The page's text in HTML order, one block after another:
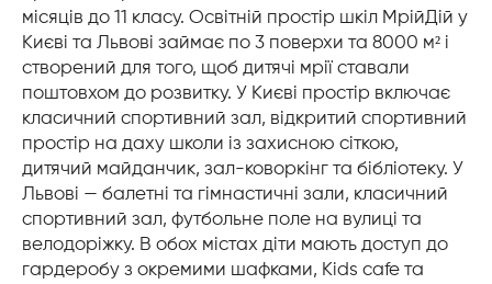
місяців до 11 класу. Освітній простір шкіл МрійДій у
Києві та Львові займає по 3 поверхи та 8000 м² і
створений для того, щоб дитячі мрії ставали
поштовхом до розвитку. У Києві простір включає
класичний спортивний зал, відкритий спортивний
простір на даху школи із захисною сіткою,
дитячий майданчик, зал-коворкінг та бібліотеку. У
Львові — балетні та гімнастичні зали, класичний
спортивний зал, футбольне поле на вулиці та
велодоріжку. В обох містах діти мають доступ до
гардеробу з окремими шафками, Kids cafe та